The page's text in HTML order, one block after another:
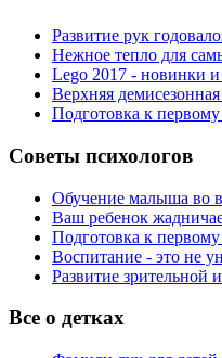
Развитие рук
Нежное тепло для
Lego 2017 - новинки
Верхняя
Подготовка к первому
Советы психологов
Обучение малыша во
Ваш ребенок
Подготовка к первому
Воспитание - это не
Развитие зрительной
Все о детках